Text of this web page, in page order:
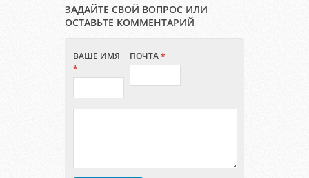
ЗАДАЙТЕ СВОЙ ВОПРОС ИЛИ
ОСТАВЬТЕ КОММЕНТАРИЙ
ВАШЕ ИМЯ
*
ПОЧТА*